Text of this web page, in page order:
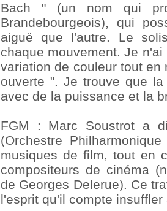
Bach " (un nom qui
Brandebourgeois), qui
aiguë que l'autre. Le
chaque mouvement. Je
variation de couleur tout en
ouverte ". Je trouve que
avec de la puissance et la
FGM : Marc Soustrot a
(Orchestre
musiques de film, tout en
compositeurs de cinéma
de Georges Delerue). Ce
l'esprit qu'il compte insuffler